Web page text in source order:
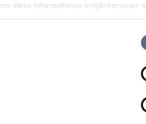
diese Informationen möglicherweise
| geänderte